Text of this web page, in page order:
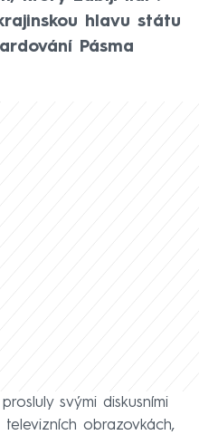
hlavu státu
Pásma
svými diskusními
obrazovkách,